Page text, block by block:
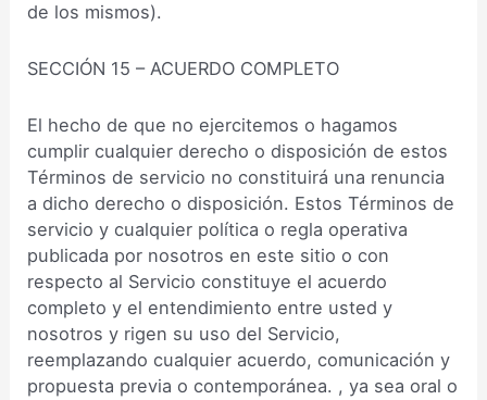
de los mismos).
SECCIÓN 15 – ACUERDO COMPLETO
El hecho de que no ejercitemos o hagamos
cumplir cualquier derecho o disposición de estos
Términos de servicio no constituirá una renuncia
a dicho derecho o disposición. Estos Términos de
servicio y cualquier política o regla operativa
publicada por nosotros en este sitio o con
respecto al Servicio constituye el acuerdo
completo y el entendimiento entre usted y
nosotros y rigen su uso del Servicio,
reemplazando cualquier acuerdo, comunicación y
propuesta previa o contemporánea. , ya sea oral o